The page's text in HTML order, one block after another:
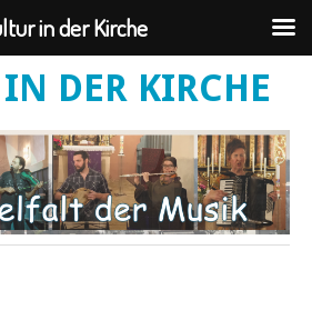
DER KIRCHE
in der Kirche